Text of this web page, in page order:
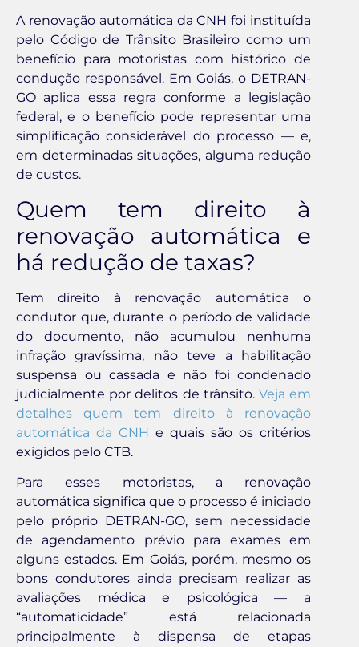
A renovação automática da CNH foi instituída
pelo Código de Trânsito Brasileiro como um
benefício para motoristas com histórico de
condução responsável. Em Goiás, o DETRAN-
GO aplica essa regra conforme a legislação
federal, e o benefício pode representar uma
simplificação considerável do processo — e,
em determinadas situações, alguma redução
de custos.
Quem tem direito à
renovação automática e
há redução de taxas?
Tem direito à renovação automática o
condutor que, durante o período de validade
do documento, não acumulou nenhuma
infração gravíssima, não teve a habilitação
suspensa ou cassada e não foi condenado
judicialmente por delitos de trânsito. Veja em
detalhes quem tem direito à renovação
automática da CNH e quais são os critérios
exigidos pelo CTB.
Para esses motoristas, a renovação
automática significa que o processo é iniciado
pelo próprio DETRAN-GO, sem necessidade
de agendamento prévio para exames em
alguns estados. Em Goiás, porém, mesmo os
bons condutores ainda precisam realizar as
avaliações médica e psicológica — a
“automaticidade” está relacionada
principalmente à dispensa de etapas